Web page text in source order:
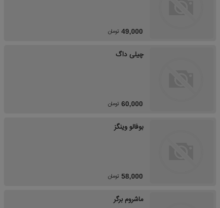
49,000 تومان
چیلی داگ
60,000 تومان
بوفالو وینگز
58,000 تومان
ماشروم برگر